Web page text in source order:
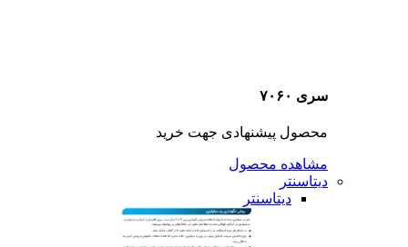
سری ۷۰۶۰
محصول پیشنهادی جهت خرید
مشاهده محصول
دیتاسنتر
دیتاسنتر